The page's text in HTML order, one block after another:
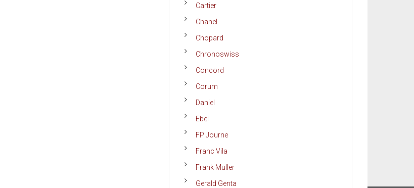
Cartier
Chanel
Chopard
Chronoswiss
Concord
Corum
Daniel
Ebel
FP Journe
Franc Vila
Frank Muller
Gerald Genta